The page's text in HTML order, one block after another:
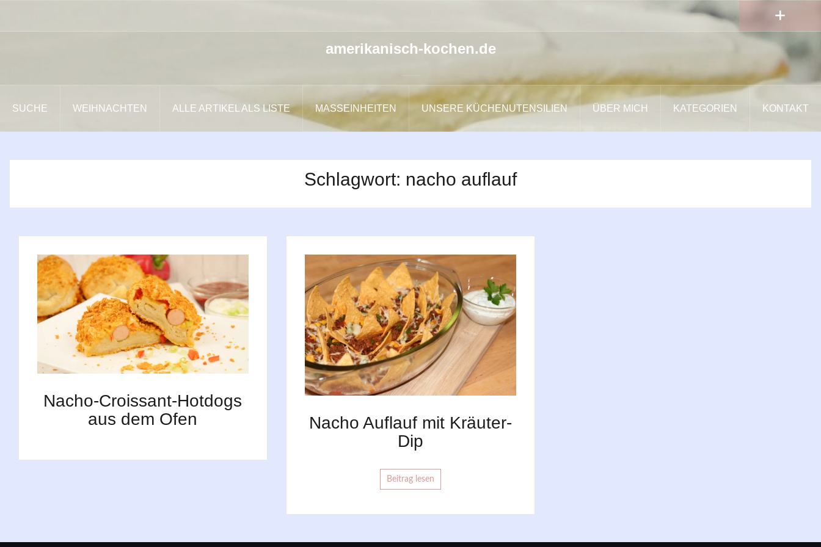
springen
amerikanisch-kochen.de
SUCHE WEIHNACHTEN ALLE ARTIKEL ALS LISTE MASSEINHEITEN UNSERE KÜCHENUTENSILIEN ÜBER MICH KATEGORIEN KONTAKT
Schlagwort: nacho auflauf
Nacho-Croissant-Hotdogs
aus dem Ofen
Nacho Auflauf mit Kräuter-
Dip
Beitrag lesen